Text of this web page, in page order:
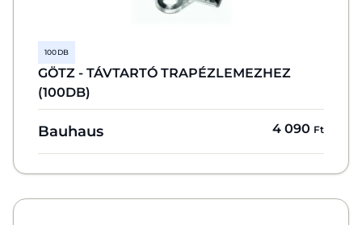
100 DB
GÖTZ - TÁVTARTÓ TRAPÉZLEMEZHEZ
(100DB)
Bauhaus 4 090 Ft